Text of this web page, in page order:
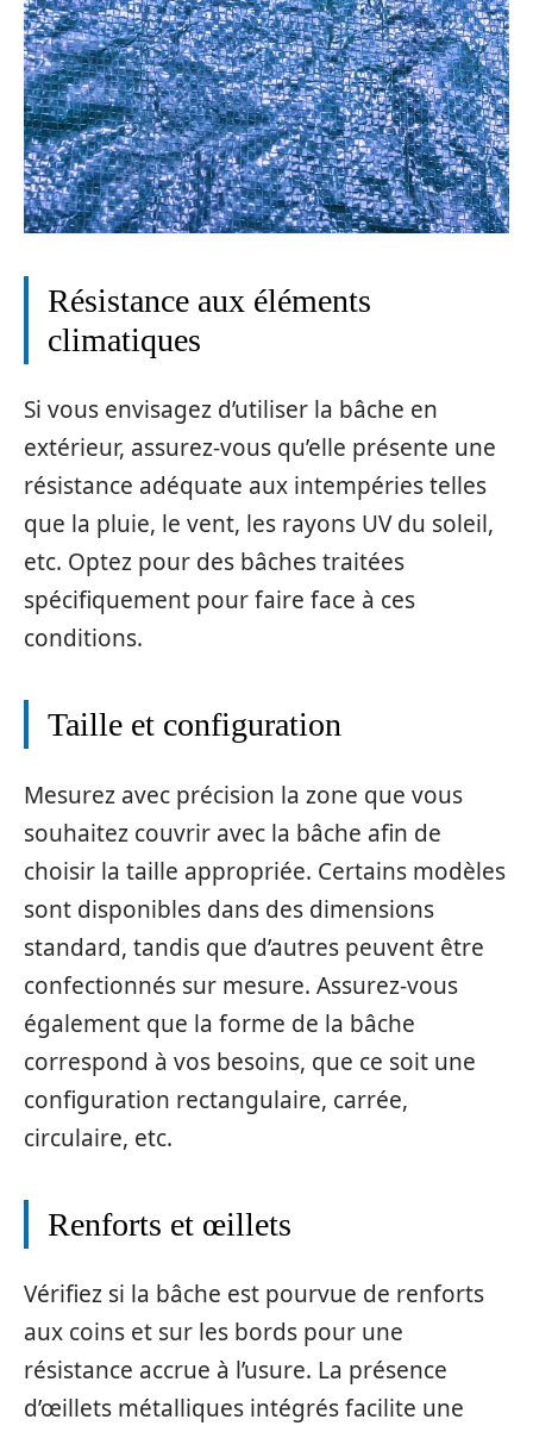
Résistance aux éléments
climatiques
Si vous envisagez d’utiliser la bâche en
extérieur, assurez-vous qu’elle présente une
résistance adéquate aux intempéries telles
que la pluie, le vent, les rayons UV du soleil,
etc. Optez pour des bâches traitées
spécifiquement pour faire face à ces
conditions.
Taille et configuration
Mesurez avec précision la zone que vous
souhaitez couvrir avec la bâche afin de
choisir la taille appropriée. Certains modèles
sont disponibles dans des dimensions
standard, tandis que d’autres peuvent être
confectionnés sur mesure. Assurez-vous
également que la forme de la bâche
correspond à vos besoins, que ce soit une
configuration rectangulaire, carrée,
circulaire, etc.
Renforts et œillets
Vérifiez si la bâche est pourvue de renforts
aux coins et sur les bords pour une
résistance accrue à l’usure. La présence
d’œillets métalliques intégrés facilite une